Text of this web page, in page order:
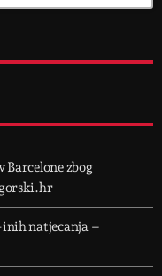
zbog
inih natjecanja –